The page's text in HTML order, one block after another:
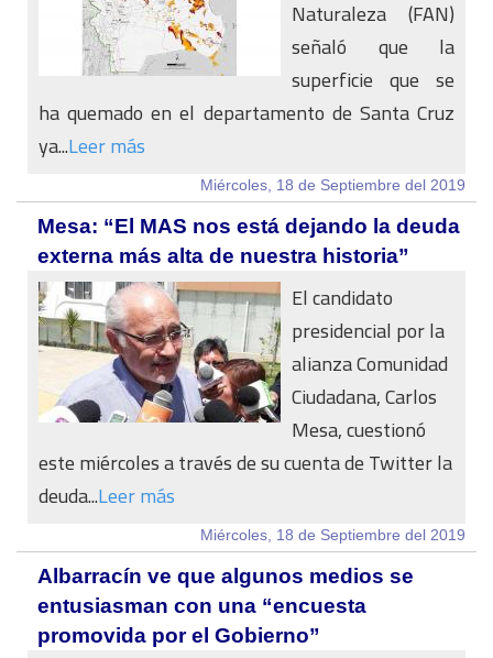
Naturaleza (FAN)
señaló que la
superficie que se
ha quemado en el departamento de Santa Cruz
ya...Leer más
Miércoles, 18 de Septiembre del 2019
Mesa: “El MAS nos está dejando la deuda
externa más alta de nuestra historia”
El candidato
presidencial por la
alianza Comunidad
Ciudadana, Carlos
Mesa, cuestionó
este miércoles a través de su cuenta de Twitter la
deuda...Leer más
Miércoles, 18 de Septiembre del 2019
Albarracín ve que algunos medios se
entusiasman con una “encuesta
promovida por el Gobierno”